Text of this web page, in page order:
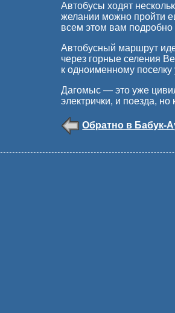
Автобусы ходят
желании можно пройти
всем этом вам подробно
Автобусный маршрут
через горные селения
к одноименному
Дагомыс — это уже
электрички, и поезда,
Обратно в Бабук-